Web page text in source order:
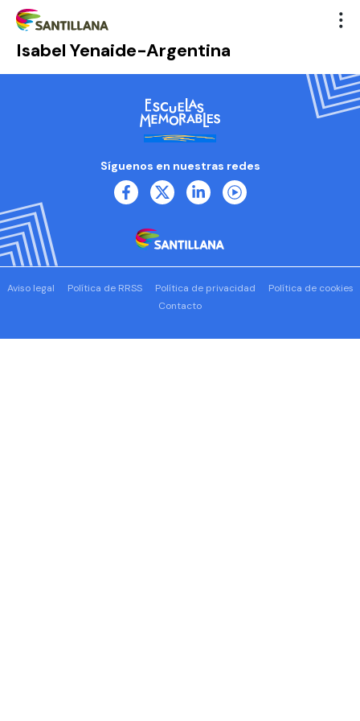
Isabel Yenaide-Argentina
Síguenos en nuestras redes
Aviso legal Política de RRSS Política de privacidad
Política de cookies
Contacto